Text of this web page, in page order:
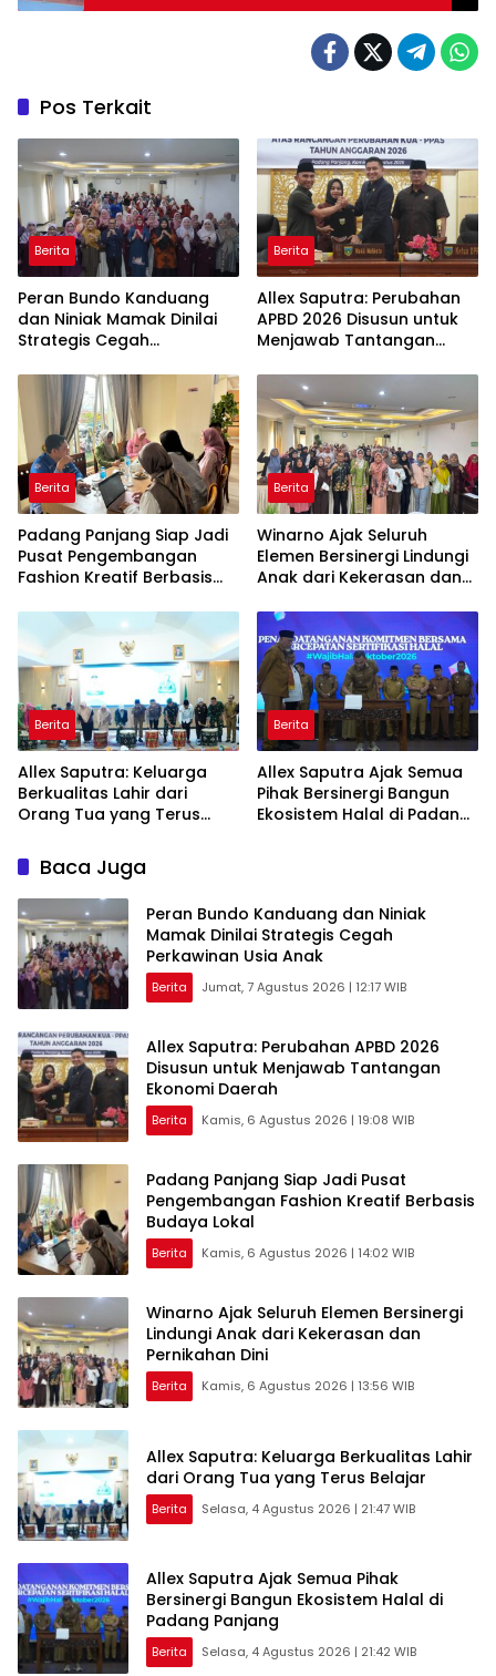
Pos Terkait
Berita
Peran Bundo Kanduang
dan Niniak Mamak Dinilai
Strategis Cegah
Berita
Allex Saputra: Perubahan
APBD 2026 Disusun untuk
Menjawab Tantangan
Berita
Padang Panjang Siap Jadi
Pusat Pengembangan
Fashion Kreatif Berbasis
Berita
Winarno Ajak Seluruh
Elemen Bersinergi Lindungi
Anak dari Kekerasan dan
Berita
Allex Saputra: Keluarga
Berkualitas Lahir dari
Orang Tua yang Terus
Berita
Allex Saputra Ajak Semua
Pihak Bersinergi Bangun
Ekosistem Halal di Padang
Baca Juga
Peran Bundo Kanduang dan Niniak
Mamak Dinilai Strategis Cegah
Perkawinan Usia Anak
Berita Jumat, 7 Agustus 2026 | 12:17 WIB
Allex Saputra: Perubahan APBD 2026
Disusun untuk Menjawab Tantangan
Ekonomi Daerah
Berita Kamis, 6 Agustus 2026 | 19:08 WIB
Padang Panjang Siap Jadi Pusat
Pengembangan Fashion Kreatif Berbasis
Budaya Lokal
Berita Kamis, 6 Agustus 2026 | 14:02 WIB
Winarno Ajak Seluruh Elemen Bersinergi
Lindungi Anak dari Kekerasan dan
Pernikahan Dini
Berita Kamis, 6 Agustus 2026 | 13:56 WIB
Allex Saputra: Keluarga Berkualitas Lahir
dari Orang Tua yang Terus Belajar
Berita Selasa, 4 Agustus 2026 | 21:47 WIB
Allex Saputra Ajak Semua Pihak
Bersinergi Bangun Ekosistem Halal di
Padang Panjang
Berita Selasa, 4 Agustus 2026 | 21:42 WIB